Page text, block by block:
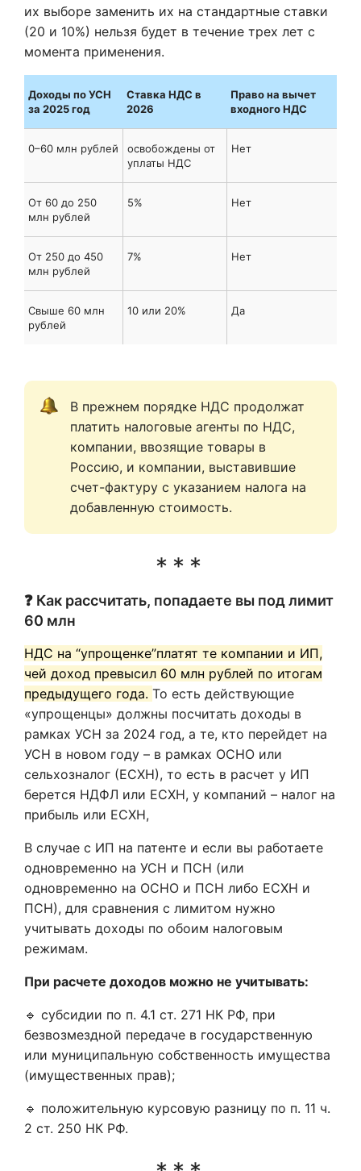
их выборе заменить их на стандартные ставки
(20 и 10%) нельзя будет в течение трех лет с
момента применения.
Доходы по УСН
за 2025 год
Ставка НДС в
2026
Право на вычет
входного НДС
0–60 млн рублей
освобождены от
уплаты НДС
Нет
От 60 до 250
млн рублей
5% Нет
От 250 до 450
млн рублей
7% Нет
Свыше 60 млн
рублей
10 или 20% Да
В прежнем порядке НДС продолжат
платить налоговые агенты по НДС,
компании, ввозящие товары в
Россию, и компании, выставившие
счет-фактуру с указанием налога на
добавленную стоимость.
❓ Как рассчитать, попадаете вы под лимит
60 млн
НДС на “упрощенке”платят те компании и ИП,
чей доход превысил 60 млн рублей по итогам
предыдущего года. То есть действующие
«упрощенцы» должны посчитать доходы в
рамках УСН за 2024 год, а те, кто перейдет на
УСН в новом году – в рамках ОСНО или
сельхозналог (ЕСХН), то есть в расчет у ИП
берется НДФЛ или ЕСХН, у компаний – налог на
прибыль или ЕСХН,
В случае с ИП на патенте и если вы работаете
одновременно на УСН и ПСН (или
одновременно на ОСНО и ПСН либо ЕСХН и
ПСН), для сравнения с лимитом нужно
учитывать доходы по обоим налоговым
режимам.
При расчете доходов можно не учитывать:
🔹 субсидии по п. 4.1 ст. 271 НК РФ, при
безвозмездной передаче в государственную
или муниципальную собственность имущества
(имущественных прав);
🔹 положительную курсовую разницу по п. 11 ч.
2 ст. 250 НК РФ.